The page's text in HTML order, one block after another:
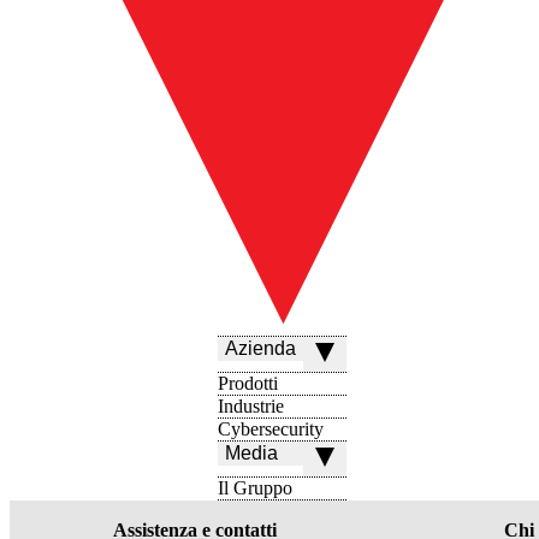
Azienda
Prodotti
Industrie
Cybersecurity
Media
Il Gruppo
Assistenza e contatti Chi